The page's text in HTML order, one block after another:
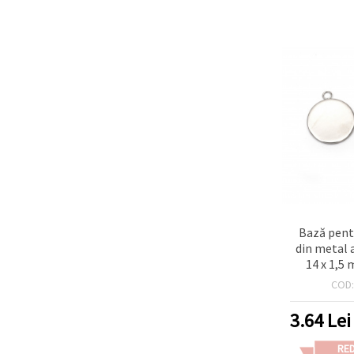
Bază
din metal
14 x 1,5
rotundă
COD:
3.64Lei